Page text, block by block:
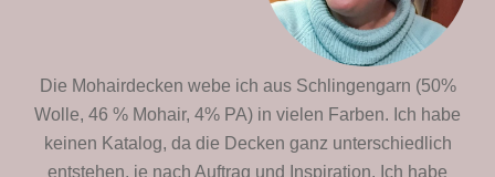
Die Mohairdecken webe ich aus Schlingengarn (50%
Wolle, 46 % Mohair, 4% PA) in vielen Farben. Ich habe
keinen Katalog, da die Decken ganz unterschiedlich
entstehen, je nach Auftrag und Inspiration. Ich habe